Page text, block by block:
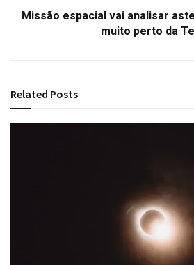
Missão espacial vai analisar
muito perto da
Related Posts